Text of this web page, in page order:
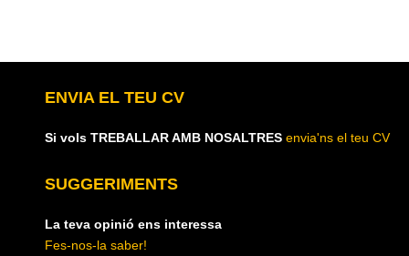
ENVIA EL TEU CV
Si vols TREBALLAR AMB NOSALTRES envia'ns el teu CV
SUGGERIMENTS
La teva opinió ens interessa
Fes-nos-la saber!